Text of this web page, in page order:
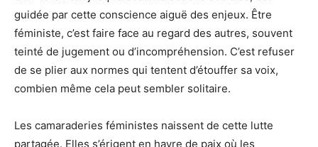
guidée par cette conscience aiguë des enjeux. Être
féministe, c’est faire face au regard des autres, souvent
teinté de jugement ou d’incompréhension. C’est refuser
de se plier aux normes qui tentent d’étouffer sa voix,
combien même cela peut sembler solitaire.
Les camaraderies féministes naissent de cette lutte
partagée. Elles s’érigent en havre de paix où les